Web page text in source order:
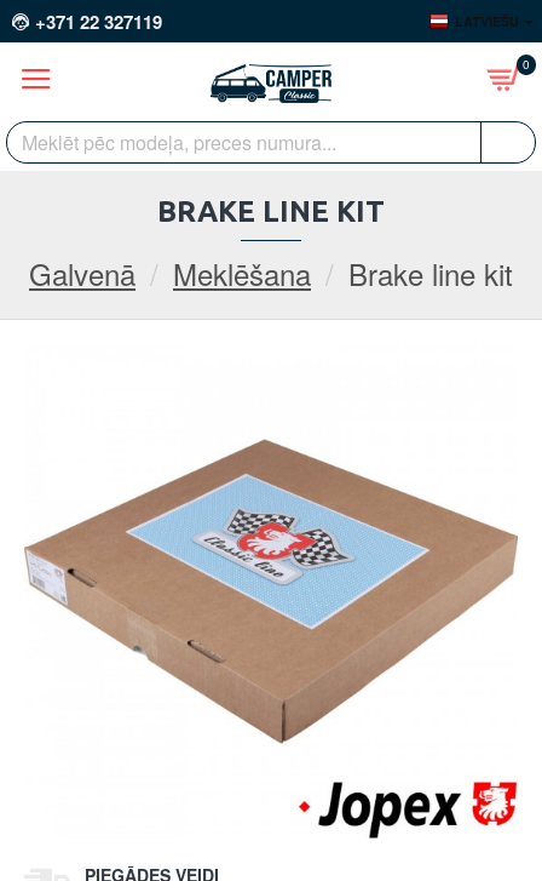
+371 22 327119 LATVIEŠU
0
Galvenā Meklēšana Brake line kit
BRAKE LINE KIT
PIEGĀDES VEIDI